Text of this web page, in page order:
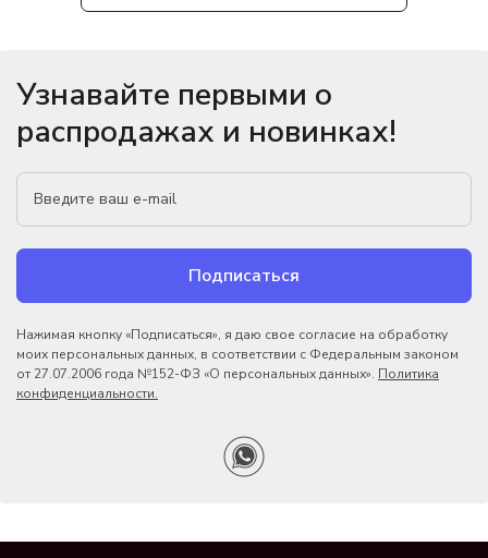
Узнавайте первыми о
распродажах и новинках!
Подписаться
Нажимая кнопку «Подписаться», я даю свое согласие на обработку
моих персональных данных, в соответствии с Федеральным законом
от 27.07.2006 года №152-ФЗ «О персональных данных». Политика
конфиденциальности.